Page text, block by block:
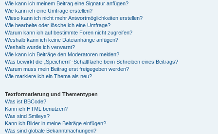
Wie kann ich meinem Beitrag eine Signatur anfügen?
Wie kann ich eine Umfrage erstellen?
Wieso kann ich nicht mehr Antwortmöglichkeiten erstellen?
Wie bearbeite oder lösche ich eine Umfrage?
Warum kann ich auf bestimmte Foren nicht zugreifen?
Weshalb kann ich keine Dateianhänge anfügen?
Weshalb wurde ich verwarnt?
Wie kann ich Beiträge den Moderatoren melden?
Was bewirkt die „Speichern“-Schaltfläche beim Schreiben eines Beitrags?
Warum muss mein Beitrag erst freigegeben werden?
Wie markiere ich ein Thema als neu?
Textformatierung und Thementypen
Was ist BBCode?
Kann ich HTML benutzen?
Was sind Smileys?
Kann ich Bilder in meine Beiträge einfügen?
Was sind globale Bekanntmachungen?